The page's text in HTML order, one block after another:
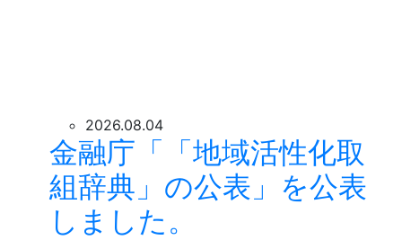
2026.08.04
金融庁「「地域活性化取
組辞典」の公表」を公表
しました。